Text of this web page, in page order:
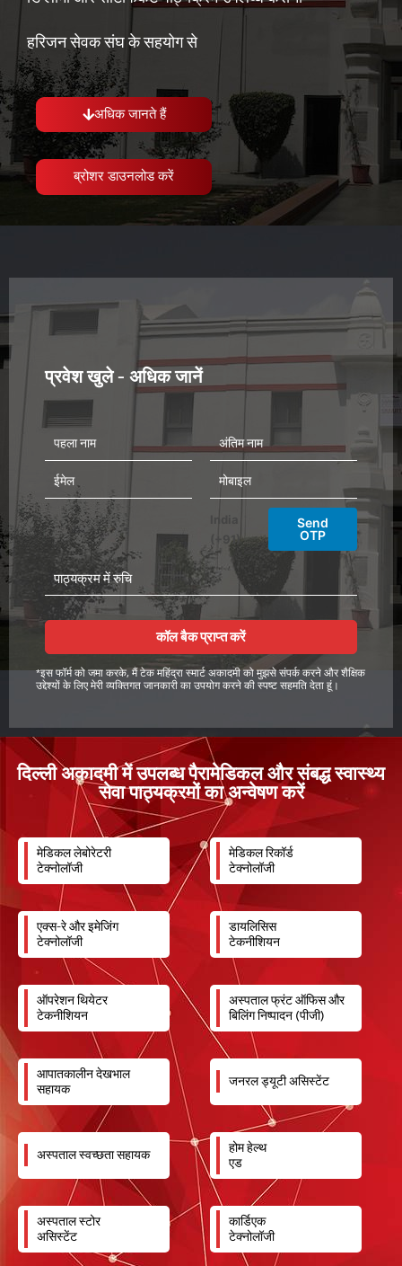
हरिजन सेवक संघ के सहयोग से
अधिक जानते हैं
ब्रोशर डाउनलोड करें
प्रवेश खुले - अधिक जानें
प
ह
ला
ना
अं
ति
म
ई
मे
मो
बा
India
(+91)
Send
OTP
पा
ठ्य
क्र
चि
कॉल बैक प्राप्त करें
*इस फॉर्म को जमा करके, मैं टेक महिंद्रा स्मार्ट अकादमी को मुझसे संपर्क करने और शैक्षिक
उद्देश्यों के लिए मेरी व्यक्तिगत जानकारी का उपयोग करने की स्पष्ट सहमति देता हूं।
दिल्ली अकादमी में उपलब्ध पैरामेडिकल और संबद्ध स्वास्थ्य
सेवा पाठ्यक्रमों का अन्वेषण करें
मेडिकल लेबोरेटरी
टेक्नोलॉजी
मेडिकल रिकॉर्ड
टेक्नोलॉजी
एक्स-रे और इमेजिंग
टेक्नोलॉजी
डायलिसिस
टेकनीशियन
ऑपरेशन थियेटर
टेकनीशियन
अस्पताल फ्रंट ऑफिस और
बिलिंग निष्पादन (पीजी)
आपातकालीन देखभाल
सहायक
जनरल ड्यूटी असिस्टेंट
अस्पताल स्वच्छता सहायक
होम हेल्थ
एड
अस्पताल स्टोर
असिस्टेंट
कार्डिएक
टेक्नोलॉजी